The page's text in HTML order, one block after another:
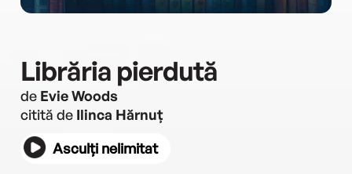
Librăria pierdută
de Evie Woods
citită de Ilinca Hărnuț
Asculți nelimitat